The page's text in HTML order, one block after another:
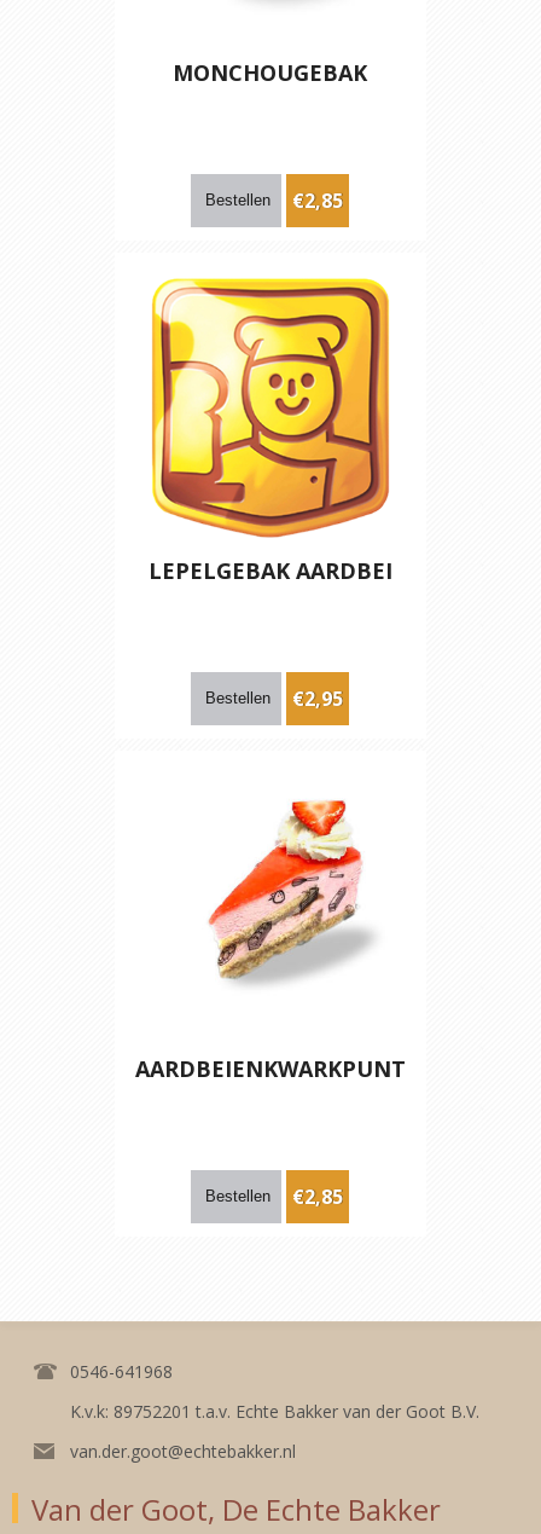
MONCHOUGEBAK
€2,85
LEPELGEBAK AARDBEI
€2,95
AARDBEIENKWARKPUNT
€2,85
0546-641968
K.v.k: 89752201 t.a.v. Echte Bakker van der Goot B.V.
van.der.goot@echtebakker.nl
Van der Goot, De Echte Bakker